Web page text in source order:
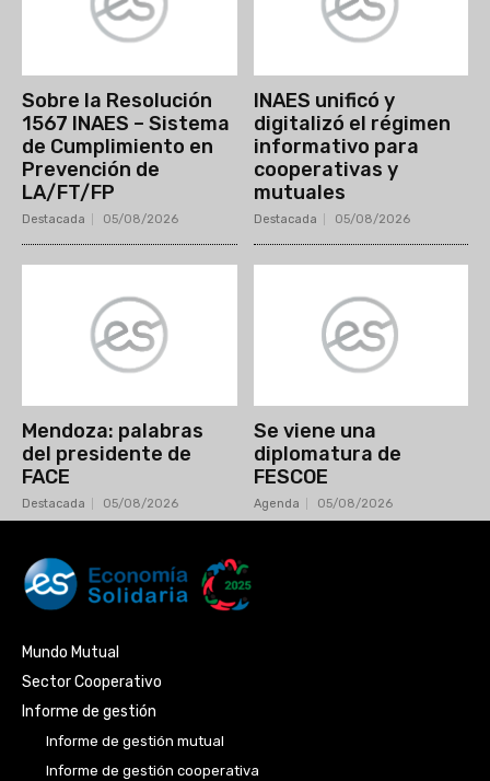
Sobre la Resolución
1567 INAES – Sistema
de Cumplimiento en
Prevención de
LA/FT/FP
Destacada 05/08/2026
INAES unificó y
digitalizó el régimen
informativo para
cooperativas y
mutuales
Destacada 05/08/2026
Mendoza: palabras
del presidente de
FACE
Destacada 05/08/2026
Se viene una
diplomatura de
FESCOE
Agenda 05/08/2026
Mundo Mutual
Sector Cooperativo
Informe de gestión
Informe de gestión mutual
Informe de gestión cooperativa